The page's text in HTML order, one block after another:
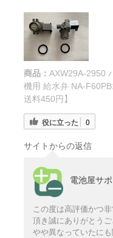
商品： AXW29A-2950
機用 給水弁 NA-
送料450円】
役に立った 0
サイトからの返信
電池屋サ
この度は高評価かつ
頂き誠にありがとう
やや異なっていたに